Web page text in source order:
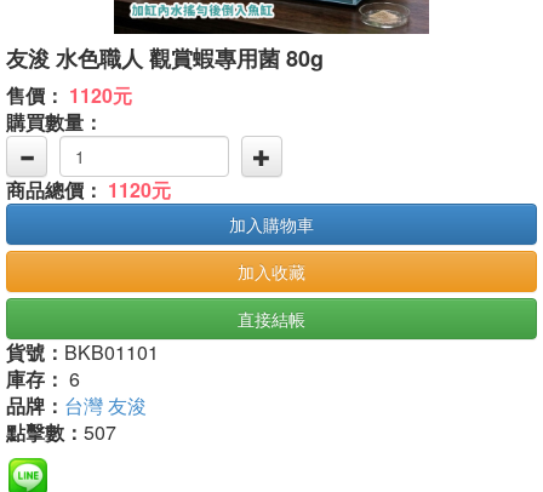
友浚 水色職人 觀賞蝦專用菌 80g
售價： 1120元
購買數量：
商品總價： 1120元
加入購物車
加入收藏
直接結帳
貨號： BKB01101
庫存： 6
品牌： 台灣 友浚
點擊數： 507